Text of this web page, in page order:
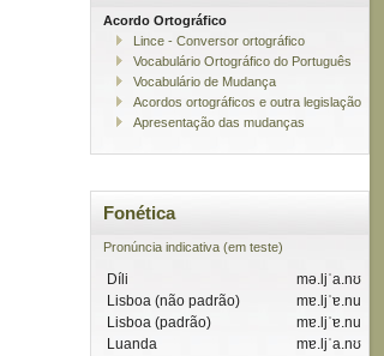
Acordo Ortográfico
Lince - Conversor ortográfico
Vocabulário Ortográfico do Português
Vocabulário de Mudança
Acordos ortográficos e outra legislação
Apresentação das mudanças
Fonética
Pronúncia indicativa (em teste)
Díli
mə.ljˈa.nʊ
Lisboa (não padrão)
mɐ.ljˈɐ.nu
Lisboa (padrão)
mɐ.ljˈɐ.nu
Luanda
mɐ.ljˈa.nʊ